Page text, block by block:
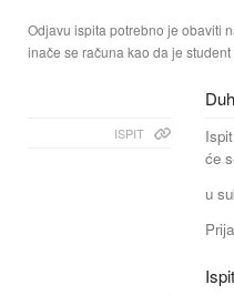
Odjavu ispita potrebno je obaviti
inače se računa kao da je student
ISPIT
će
u